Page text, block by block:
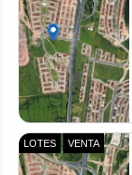
LOTES VENTA